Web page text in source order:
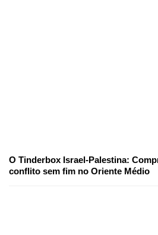
O Tinderbox Israel-Palestina:
conflito sem fim no Oriente Médio